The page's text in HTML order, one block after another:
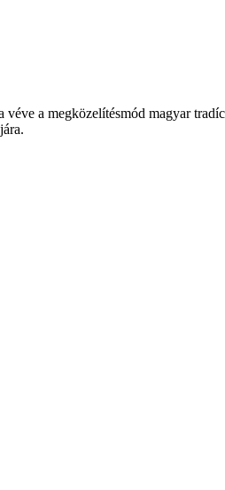
a megközelítésmód magyar